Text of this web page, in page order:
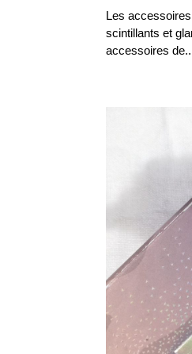
Les
scintillants et
accessoires